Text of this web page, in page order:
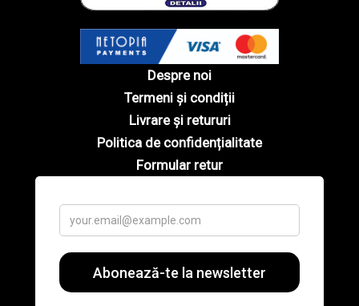
Despre noi
Termeni și condiții
Livrare și retururi
Politica de confidențialitate
Formular retur